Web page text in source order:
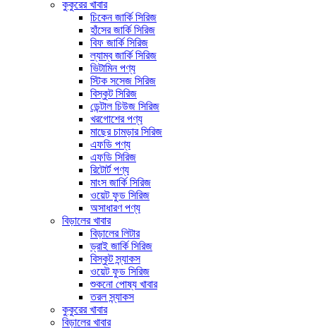
কুকুরের খাবার
চিকেন জার্কি সিরিজ
হাঁসের জার্কি সিরিজ
বিফ জার্কি সিরিজ
ল্যাম্ব জার্কি সিরিজ
ভিটামিন পণ্য
স্টিক সসেজ সিরিজ
বিস্কুট সিরিজ
ডেন্টাল চিউজ সিরিজ
খরগোশের পণ্য
মাছের চামড়ার সিরিজ
এফডি পণ্য
এফডি সিরিজ
রিটোর্ট পণ্য
মাংস জার্কি সিরিজ
ওয়েট ফুড সিরিজ
অসাধারণ পণ্য
বিড়ালের খাবার
বিড়ালের লিটার
ড্রাই জার্কি সিরিজ
বিস্কুট স্ন্যাকস
ওয়েট ফুড সিরিজ
শুকনো পোষ্য খাবার
তরল স্ন্যাকস
কুকুরের খাবার
বিড়ালের খাবার